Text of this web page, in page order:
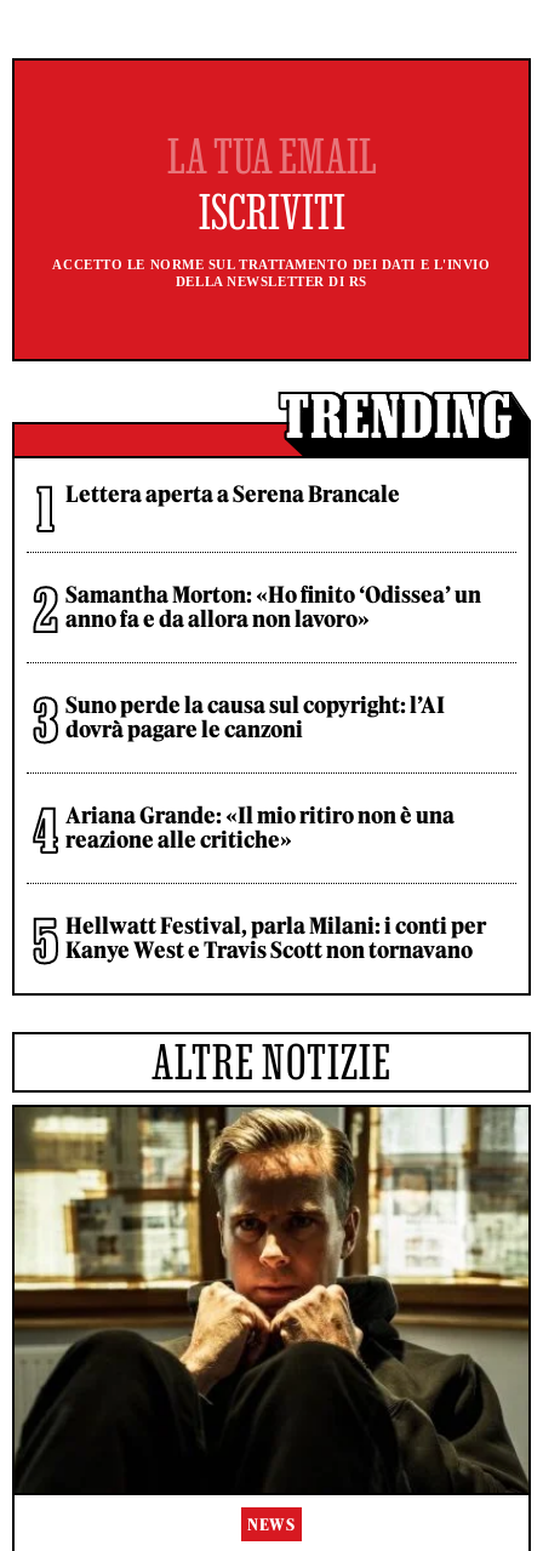
ACCETTO LE NORME SUL TRATTAMENTO DEI DATI E L'INVIO
DELLA NEWSLETTER DI RS
Lettera aperta a Serena Brancale
Samantha Morton: «Ho finito ‘Odissea’ un
anno fa e da allora non lavoro»
Suno perde la causa sul copyright: l’AI
dovrà pagare le canzoni
Ariana Grande: «Il mio ritiro non è una
reazione alle critiche»
Hellwatt Festival, parla Milani: i conti per
Kanye West e Travis Scott non tornavano
ALTRE NOTIZIE
NEWS